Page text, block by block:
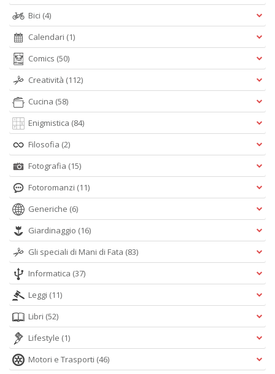
Bici (4)
Calendari (1)
Comics (50)
Creatività (112)
Cucina (58)
Enigmistica (84)
Filosofia (2)
Fotografia (15)
Fotoromanzi (11)
Generiche (6)
Giardinaggio (16)
Gli speciali di Mani di Fata (83)
Informatica (37)
Leggi (11)
Libri (52)
Lifestyle (1)
Motori e Trasporti (46)